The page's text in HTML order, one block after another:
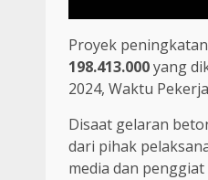
Proyek
198.413.000yang
2024, Waktu
Disaat gelaran
dari pihak
media dan